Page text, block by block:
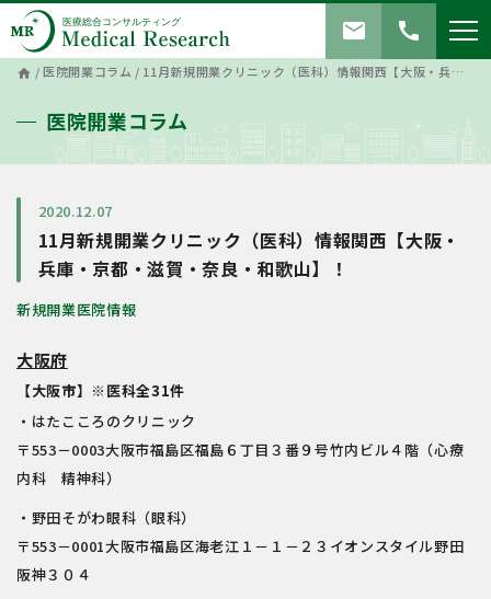
call
mail
home /医院開業コラム / 11月新規開業クリニック（医科）情報関西【大阪・兵庫・京都・滋賀・奈良・和歌山】！
医院開業コラム
2020.12.07
11月新規開業クリニック（医科）情報関西【大阪・
兵庫・京都・滋賀・奈良・和歌山】！
新規開業医院情報
大阪府
【大阪市】※医科全31件
・はたこころのクリニック
〒553－0003大阪市福島区福島６丁目３番９号竹内ビル４階（心療
内科 精神科）
・野田そがわ眼科（眼科）
〒553－0001大阪市福島区海老江１－１－２３イオンスタイル野田
阪神３０４